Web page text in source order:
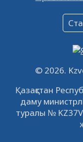
Объявление
09.12.2022
Свободные
встречу с
ноября
21.11.2022
© 2026.
Қазақстан
даму
туралы №